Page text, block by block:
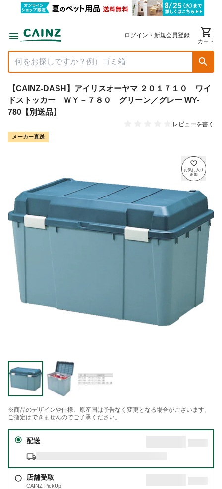
ログイン・新規会員登録
カート
【CAINZ-DASH】アイリスオーヤマ ２０１７１０ ワイ
ドストッカー ＷＹ－７８０ グリーン／グレー WY-
780【別送品】
レビューを書く
メーカー直送
※商品のデザインや仕様、原産国は予告なく変更となる場合がございます。
ご指定はできませんのでご了承ください。
配送
店舗受取
CAINZ PickUp